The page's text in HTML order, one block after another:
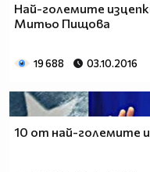
Най-големите
Митьо Пищова
19 688 03.10.2016
10 от най-големите